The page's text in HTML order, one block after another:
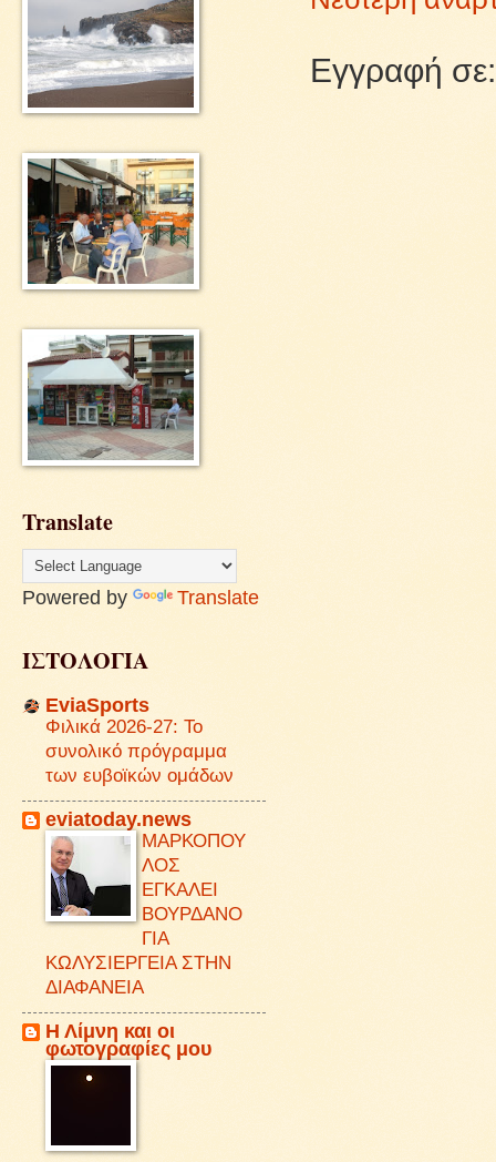
Εγγραφή
Translate
Powered by Translate
ΙΣΤΟΛΟΓΙΑ
EviaSports
Φιλικά 2026-27: Το
συνολικό πρόγραμμα
των ευβοϊκών ομάδων
eviatoday.news
ΜΑΡΚΟΠΟΥ
ΛΟΣ
ΕΓΚΑΛΕΙ
ΒΟΥΡΔΑΝΟ
ΓΙΑ
ΚΩΛΥΣΙΕΡΓΕΙΑ ΣΤΗΝ
ΔΙΑΦΑΝΕΙΑ
Η Λίμνη και οι
φωτογραφίες μου